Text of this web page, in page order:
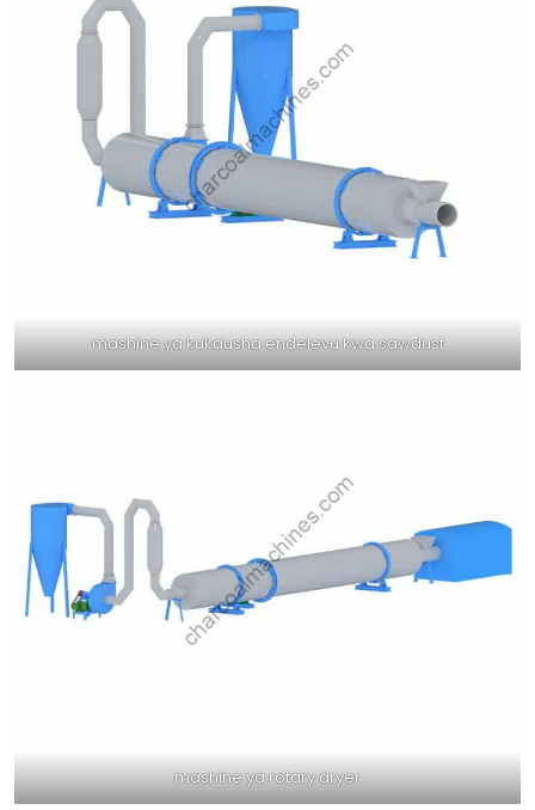
mashine ya kukausha endelevu kwa sawdust
mashine ya rotary dryer